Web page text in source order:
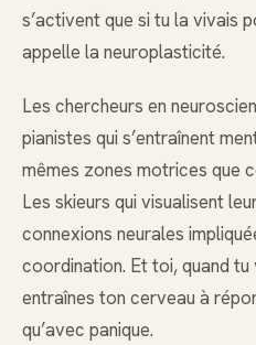
s’activent que si tu la vivais
appelle la neuroplasticité.
Les chercheurs en
pianistes qui s’entraînent
mêmes zones motrices que
Les skieurs qui visualisent
connexions neurales
coordination. Et toi, quand
entraînes ton cerveau à
qu’avec panique.